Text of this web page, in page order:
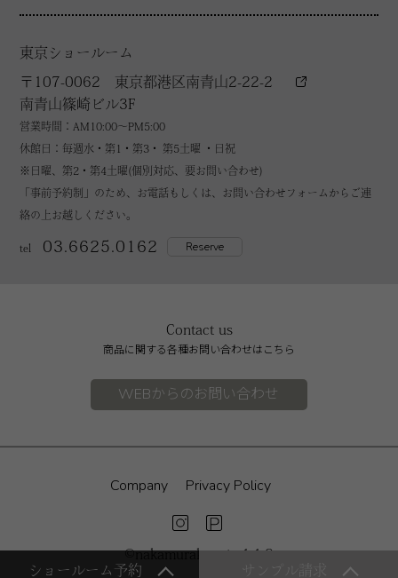
ショールーム予約 サンプル請求
東京ショールーム
〒107-0062 東京都港区南青山2-22-2
南青山篠崎ビル3F
営業時間：AM10:00～PM5:00
休館日：毎週水・第1・第3・ 第5土曜 ・日祝
※日曜、第2・第4土曜(個別対応、要お問い合わせ)
「事前予約制」のため、お電話もしくは、お問い合わせフォームからご連
絡の上お越しください。
tel 03.6625.0162 Reserve
Contact us
商品に関する各種お問い合わせはこちら
WEBからのお問い合わせ
Company Privacy Policy
©nakamurakogei v1.1.2